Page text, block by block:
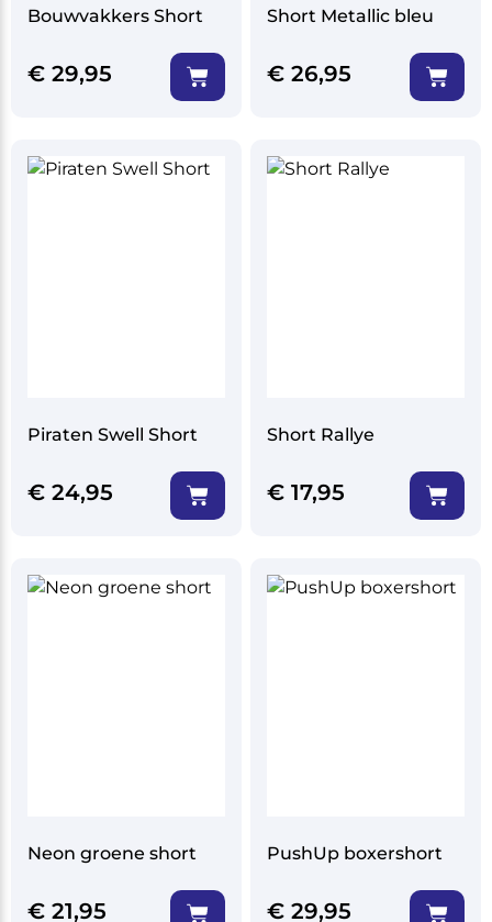
Bouwvakkers Short
€ 29,95
Short Metallic bleu
€ 26,95
Piraten Swell Short
€ 24,95
Short Rallye
€ 17,95
Neon groene short
€ 21,95
PushUp boxershort
€ 29,95